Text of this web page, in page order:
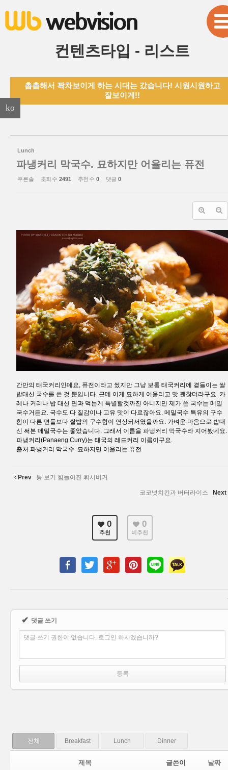
컨텐츠타입 - 리스트
촘촘해서 꽉차보이게 하는 시대는 갔습니다! 시원시원하고
잘보이게!!
Lunch
파냉커리 막국수. 묘하지만 어울리는 퓨전
푸른솔 조회 수 2491 추천 수 0 댓글 0
간만의 태국커리인데요, 퓨전이라고 썼지만 그냥 보통 태국커리에 곁들이는 쌀
밥대신 국수를 쓴 것 뿐입니다. 근데 이게 묘하게 어울리고 맛 괜찮더라구요. 카
레나 커리나 밥 대신 면과 먹는게 특별할것까진 아니지만 제가 쓴 국수는 메밀
국수거든요. 국수도 다 질감이나 고유 맛이 다르잖아요. 메밀국수 특유의 구수
함이 다른 면들보다 쌀밥의 구수함이 연상되서였을까요. 가벼운 마음으로 밥대
신 써본 메밀국수는 좋았습니다. 그래서 이름을 파냉커리 막국수라 지어봤네요.
파냉커리(Panaeng Curry)는 태국의 레드커리 이름이구요.
출처:파냉커리 막국수. 묘하지만 어울리는 퓨전
Prev 통 보기 힘들어진 휘시버거
코코넛치킨과 버터라이스 Next
0
추천
0
비추천
✔ 댓글 쓰기
댓글 쓰기 권한이 없습니다. 로그인 하시겠습니까?
전체 Breakfast Lunch Dinner
제목 글쓴이 날짜
ko
Sketchbook5, 스케치북5
Sketchbook5, 스케치북5